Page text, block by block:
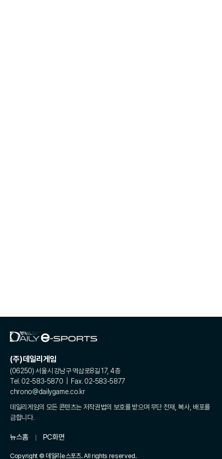
(주)데일리게임
(06250) 서울시 강남구 역삼로8길 17, 4층
Tel. 02-583-5870 | Fax. 02-583-5877
chrono@dailygame.co.kr
데일리게임의 모든 콘텐츠는 저작권법의 보호를 받으며 무단 전재, 복사, 배포를
금합니다.
뉴스홈 PC화면
Copyright © 데일리e스포츠. All rights reserved.